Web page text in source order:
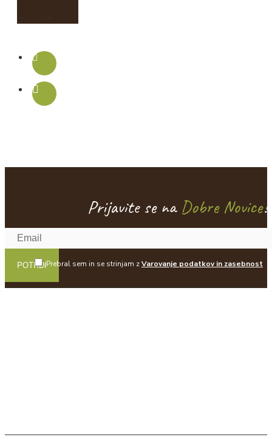
Prijavite se naDobre Novice!
POTRDIPrebral sem in se strinjam zVarovanje podatkov in zasebnost